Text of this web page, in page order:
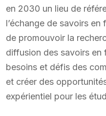
en 2030 un lieu de
l’échange de savoirs
de promouvoir la
diffusion des savoirs en
besoins et défis des
et créer des
expérientiel pour les